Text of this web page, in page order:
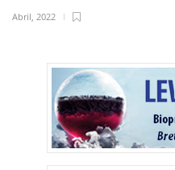
Abril, 2022